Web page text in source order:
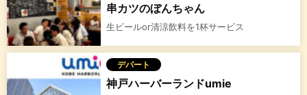
串カツのぼんちゃん
生ビールor清涼飲料を1杯サービス
デパート
神戸ハーバーランドumie